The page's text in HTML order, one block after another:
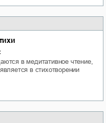
:
в медитативное чтение,
в стихотворении